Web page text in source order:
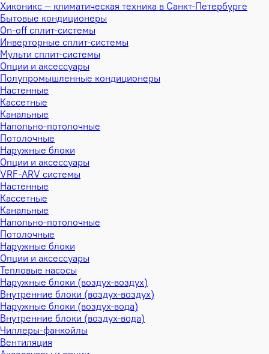
Хиконикс — климатическая техника в Санкт-Петербурге
Бытовые кондиционеры
On-off сплит-системы
Инверторные сплит-системы
Мульти сплит-системы
Опции и аксессуары
Полупромышленные кондиционеры
Настенные
Кассетные
Канальные
Напольно-потолочные
Потолочные
Наружные блоки
Опции и аксессуары
VRF-ARV системы
Настенные
Кассетные
Канальные
Напольно-потолочные
Потолочные
Наружные блоки
Опции и аксессуары
Тепловые насосы
Наружные блоки (воздух-воздух)
Внутренние блоки (воздух-воздух)
Наружные блоки (воздух-вода)
Внутренние блоки (воздух-вода)
Чиллеры-фанкойлы
Вентиляция